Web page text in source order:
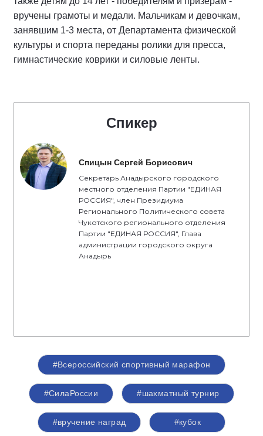
вручены грамоты и медали. Мальчикам и девочкам,
занявшим 1-3 места, от Департамента физической
культуры и спорта переданы ролики для пресса,
гимнастические коврики и силовые ленты.
Спикер
Спицын Сергей Борисович
Секретарь Анадырского городского
местного отделения Партии "ЕДИНАЯ
РОССИЯ", член Президиума
Регионального Политического совета
Чукотского регионального отделения
Партии "ЕДИНАЯ РОССИЯ", Глава
администрации городского округа
Анадырь
#Всероссийский спортивный марафон
#СилаРоссии #шахматный турнир
#вручение наград #кубок